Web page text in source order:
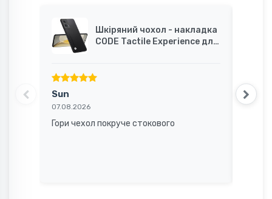
Шкіряний чохол - накладка
CODE Tactile Experience для
Sun
07.08.2026
Гори чехол покруче стокового